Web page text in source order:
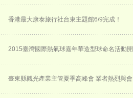
香港最大康泰旅行社台東主題館6/9完成！
2015臺灣國際熱氣球嘉年華​造型球命名活動
臺東縣觀光產業主管夏季高峰會 業者熱烈與會